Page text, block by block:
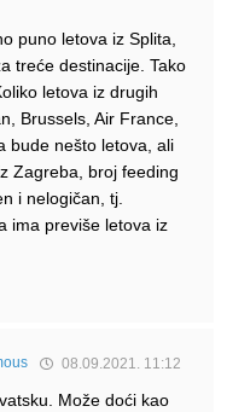
puno letova iz Splita,
treće destinacije. Tako
letova iz drugih
Brussels, Air France,
bude nešto letova, ali
Zagreba, broj feeding
i nelogičan, tj.
ima previše letova iz
08.09.2021. 11:12
Može doći kao